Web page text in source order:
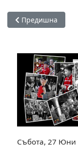
Предишна
Предишна
Събота, 27 Юни